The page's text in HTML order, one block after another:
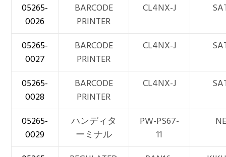
05265-
0026
BARCODE
PRINTER
CL4NX-J
05265-
0027
BARCODE
PRINTER
CL4NX-J
05265-
0028
BARCODE
PRINTER
CL4NX-J
05265-
0029
ハンディタ
ーミナル
PW-PS67-
11